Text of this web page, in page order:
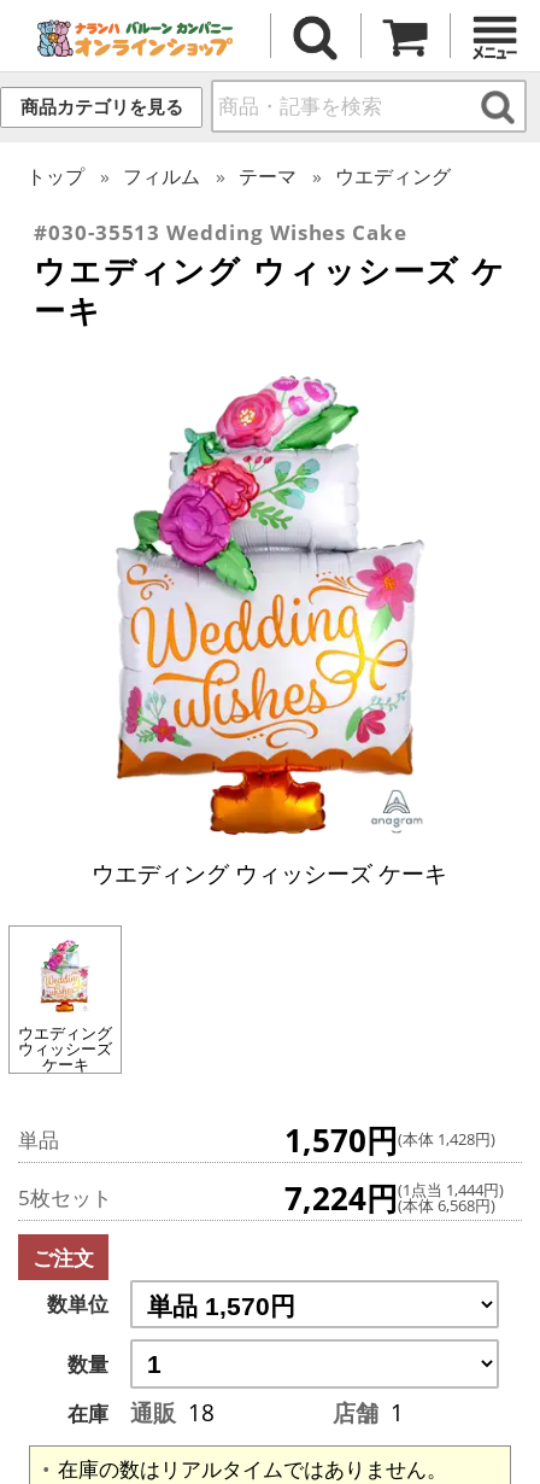
商品カテゴリを見る
トップ フィルム テーマ ウエディング
#030-35513 Wedding Wishes Cake
ウエディング ウィッシーズ ケ
ーキ
ウエディング ウィッシーズ ケーキ
ウエディング
ウィッシーズ
ケーキ
単品 1,570円(本体 1,428円)
5枚セット 7,224円(1点当 1,444円)
(本体 6,568円)
ご注文
数単位
数量
在庫
通販 18 店舗 1
在庫の数はリアルタイムではありません。